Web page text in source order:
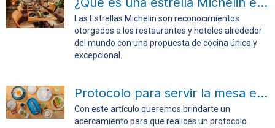
Las Estrellas Michelin son reconocimientos
otorgados a los restaurantes y hoteles alrededor
del mundo con una propuesta de cocina única y
excepcional.
Protocolo para servir la mesa en tu restaurante
Con este artículo queremos brindarte un
acercamiento para que realices un protocolo